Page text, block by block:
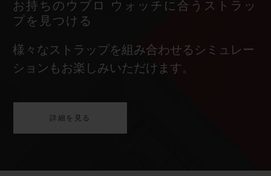
お持ちのウブロ ウォッチに合うストラッ
プを見つける
様々なストラップを組み合わせるシミュレー
ションもお楽しみいただけます。
詳細を見る